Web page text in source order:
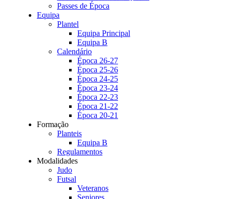
Passes de Época
Equipa
Plantel
Equipa Principal
Equipa B
Calendário
Época 26-27
Época 25-26
Época 24-25
Época 23-24
Época 22-23
Época 21-22
Época 20-21
Formação
Planteis
Equipa B
Regulamentos
Modalidades
Judo
Futsal
Veteranos
Seniores